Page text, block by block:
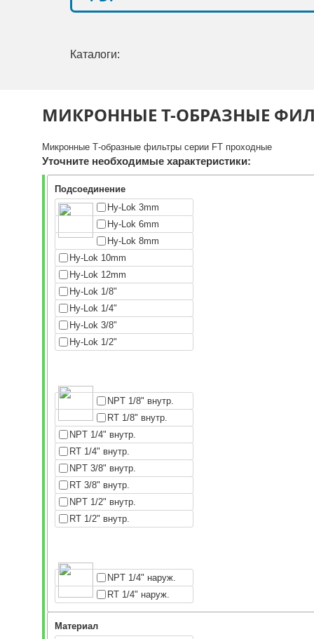
Каталоги:
МИКРОННЫЕ Т-ОБРАЗНЫЕ
Микронные Т-образные фильтры серии FT проходные
Уточните необходимые характеристики:
Подсоединение
Hy-Lok 3mm
Hy-Lok 6mm
Hy-Lok 8mm
Hy-Lok 10mm
Hy-Lok 12mm
Hy-Lok 1/8"
Hy-Lok 1/4"
Hy-Lok 3/8"
Hy-Lok 1/2"
NPT 1/8" внутр.
RT 1/8" внутр.
NPT 1/4" внутр.
RT 1/4" внутр.
NPT 3/8" внутр.
RT 3/8" внутр.
NPT 1/2" внутр.
RT 1/2" внутр.
NPT 1/4" наруж.
RT 1/4" наруж.
Материал